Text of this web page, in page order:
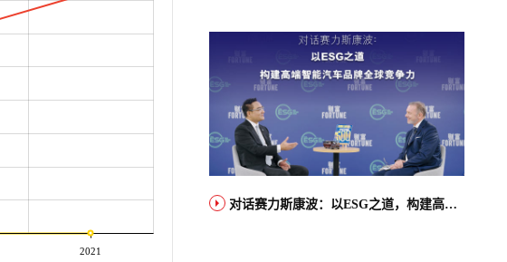
2021
对话赛力斯康波：以ESG之道，构建高端智能汽车品牌全球竞争力